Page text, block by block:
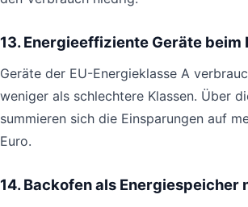
13. Energieeffiziente Geräte beim
Geräte der EU-Energieklasse A
weniger als schlechtere Klassen. Über
summieren sich die Einsparungen auf
Euro.
14. Backofen als Energiespeicher